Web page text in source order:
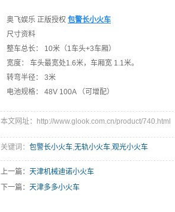
奥飞娱乐 正版授权 包警长小火车
尺寸资料
整车总长： 10米（1车头+3车厢）
宽度： 车头最宽处1.6米，车厢宽 1.1米。
转弯半径： 3米
电池规格： 48V 100A （可增配）
本文网址：http://www.glook.com.cn/product/740.html
关键词： 包警长小火车,无轨小火车,观光小火车
上一篇： 天津机械迪诺小火车
下一篇： 天津多多小火车